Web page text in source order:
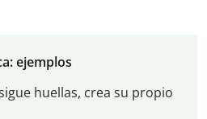
ejemplos
huellas, crea su propio